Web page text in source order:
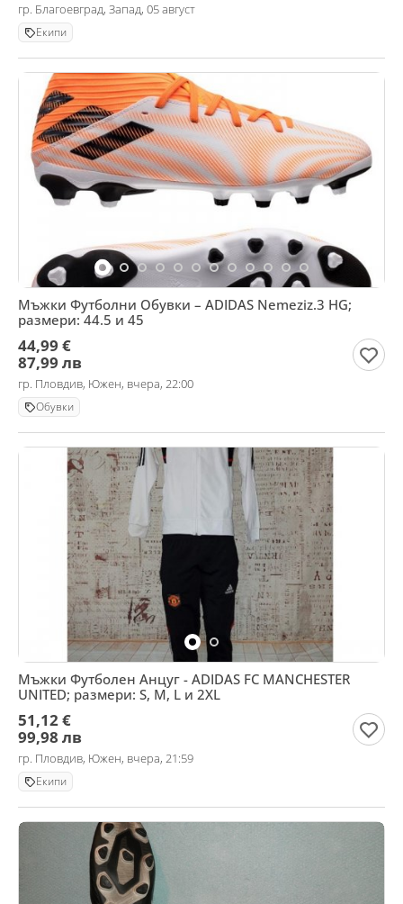
гр. Благоевград, Запад, 05 август
Екипи
Мъжки Футболни Обувки – ADIDAS Nemeziz.3 HG;
размери: 44.5 и 45
44,99 €
87,99 лв
гр. Пловдив, Южен, вчера, 22:00
Обувки
Мъжки Футболен Анцуг - ADIDAS FC MANCHESTER
UNITED; размери: S, M, L и 2XL
51,12 €
99,98 лв
гр. Пловдив, Южен, вчера, 21:59
Екипи